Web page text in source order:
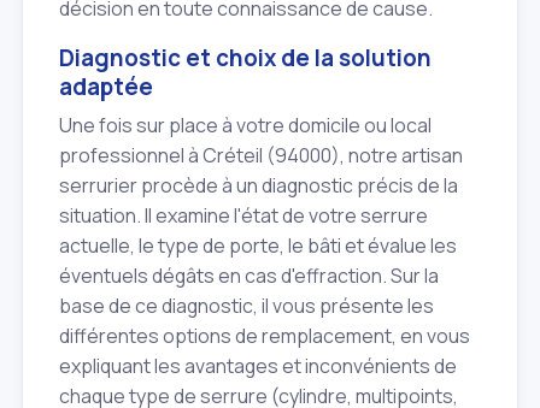
décision en toute connaissance de cause.
Diagnostic et choix de la solution
adaptée
Une fois sur place à votre domicile ou local
professionnel à Créteil (94000), notre artisan
serrurier procède à un diagnostic précis de la
situation. Il examine l'état de votre serrure
actuelle, le type de porte, le bâti et évalue les
éventuels dégâts en cas d'effraction. Sur la
base de ce diagnostic, il vous présente les
différentes options de remplacement, en vous
expliquant les avantages et inconvénients de
chaque type de serrure (cylindre, multipoints,